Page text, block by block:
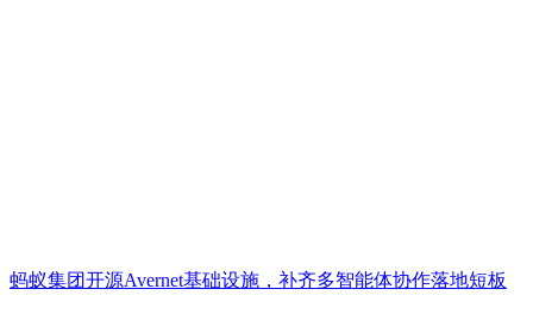
蚂蚁集团开源Avernet基础设施，补齐多智能体协作落地短板